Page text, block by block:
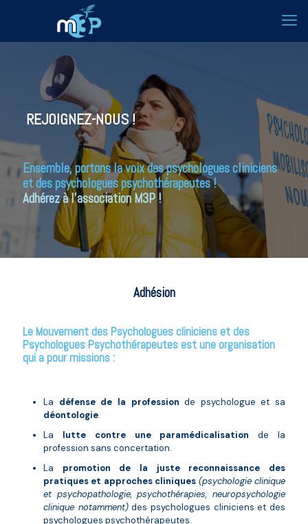
REJOIGNEZ-NOUS !
Ensemble, portons la voix des psychologues cliniciens
et des psychologues psychothérapeutes !
Adhérez à l'association M3P !
Adhésion
Le Mouvement des Psychologues cliniciens et des
Psychologues Psychothérapeutes est une organisation
qui a pour missions :
La défense de la profession de psychologue et sa
déontologie.
La lutte contre une paramédicalisation de la
profession sans concertation.
La promotion de la juste reconnaissance des
pratiques et approches cliniques (psychologie clinique
et psychopathologie, psychothérapies, neuropsychologie
clinique notamment)des psychologues cliniciens et des
psychologues psychothérapeutes.